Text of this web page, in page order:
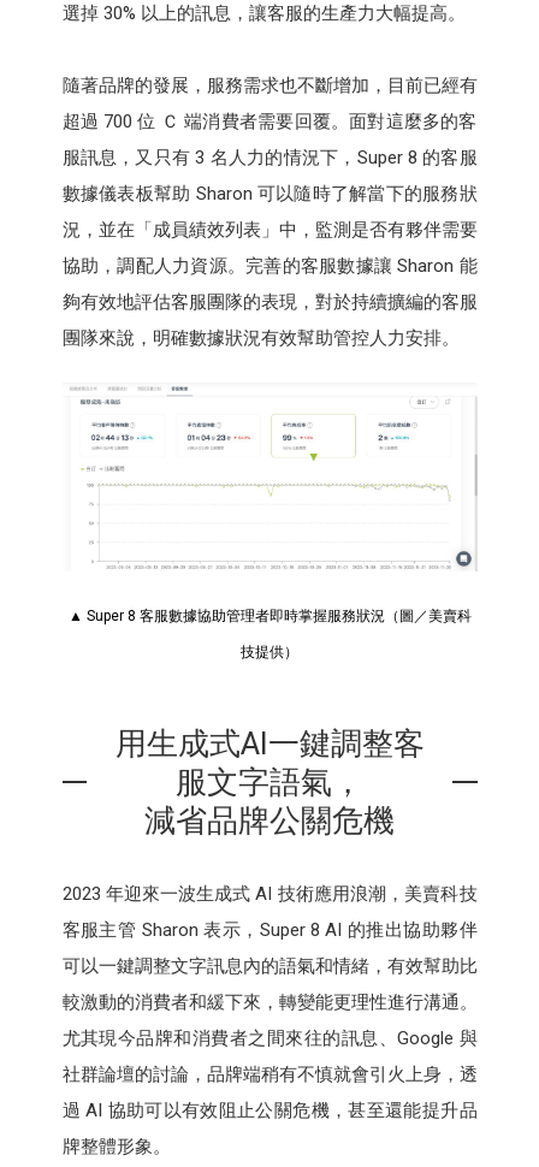
選掉 30% 以上的訊息，讓客服的生產力大幅提高。
隨著品牌的發展，服務需求也不斷增加，目前已經有
超過 700 位 Ｃ 端消費者需要回覆。面對這麼多的客
服訊息，又只有 3 名人力的情況下，Super 8 的客服
數據儀表板幫助 Sharon 可以隨時了解當下的服務狀
況，並在「成員績效列表」中，監測是否有夥伴需要
協助，調配人力資源。完善的客服數據讓 Sharon 能
夠有效地評估客服團隊的表現，對於持續擴編的客服
團隊來說，明確數據狀況有效幫助管控人力安排。
▲ Super 8 客服數據協助管理者即時掌握服務狀況（圖／美賣科
技提供）
用生成式AI一鍵調整客
服文字語氣，
減省品牌公關危機
2023 年迎來一波生成式 AI 技術應用浪潮，美賣科技
客服主管 Sharon 表示，Super 8 AI 的推出協助夥伴
可以一鍵調整文字訊息內的語氣和情緒，有效幫助比
較激動的消費者和緩下來，轉變能更理性進行溝通。
尤其現今品牌和消費者之間來往的訊息、Google 與
社群論壇的討論，品牌端稍有不慎就會引火上身，透
過 AI 協助可以有效阻止公關危機，甚至還能提升品
牌整體形象。